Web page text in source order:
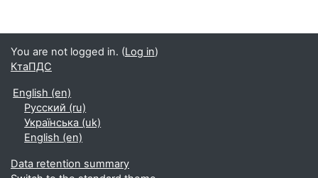
You are not logged in. (Log in)
КтаПДС
English ‎(en)‎
Русский ‎(ru)‎
Українська ‎(uk)‎
English ‎(en)‎
Data retention summary